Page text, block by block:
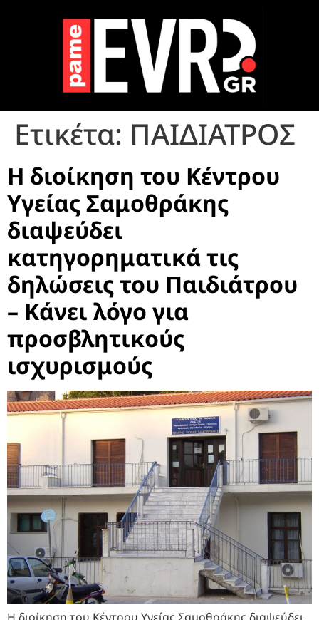
Ετικέτα: ΠΑΙΔΙΑΤΡΟΣ
Η διοίκηση του Κέντρου
Υγείας Σαμοθράκης
διαψεύδει
κατηγορηματικά τις
δηλώσεις του Παιδιάτρου
– Κάνει λόγο για
προσβλητικούς
ισχυρισμούς